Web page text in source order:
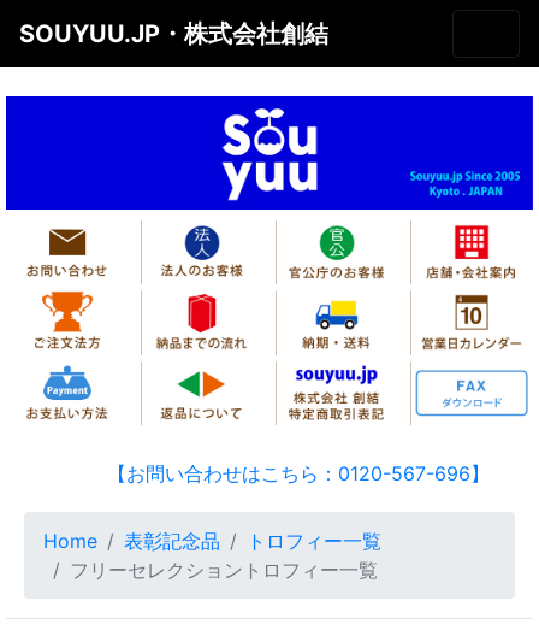
SOUYUU.JP・株式会社創結
【お問い合わせはこちら：0120-567-696】
Home 表彰記念品
トロフィー一覧
フリーセレクショントロフィー一覧